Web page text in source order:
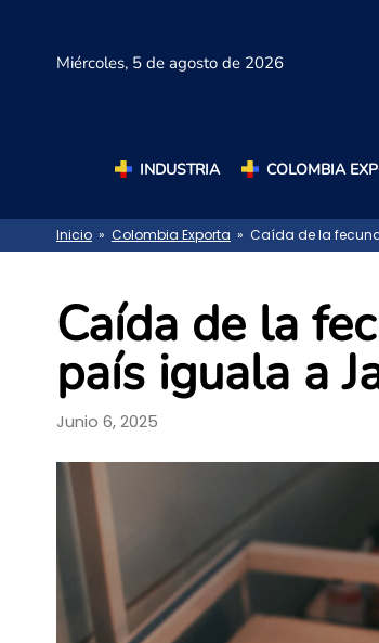
Miércoles, 5 de agosto de 2026
INDUSTRIA COLOMBIA
Inicio » Colombia Exporta » Caída de la
Caída de la
país iguala a
Junio 6, 2025